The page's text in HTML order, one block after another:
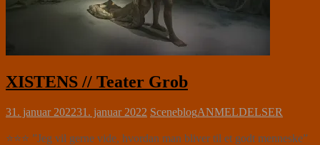
XISTENS // Teater Grob
31. januar 202231. januar 2022 SceneblogANMELDELSER
⭐⭐⭐ ”Jeg vil gerne vide, hvordan man bliver til et godt menneske”